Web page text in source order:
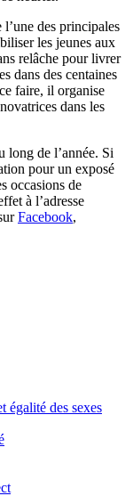
des principales
les jeunes aux
relâche pour livrer
dans des centaines
faire, il organise
dans les
long de l’année. Si
pour un exposé
occasions de
à l’adresse
Facebook,
égalité des sexes